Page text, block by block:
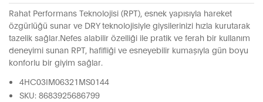
Rahat Performans Teknolojisi (RPT), esnek yapısıyla hareket
özgürlüğü sunar ve DRY teknolojisiyle giysilerinizi hızla kurutarak
tazelik sağlar.Nefes alabilir özelliği ile pratik ve ferah bir kullanım
deneyimi sunan RPT, hafifliği ve esneyebilir kumaşıyla gün boyu
konforlu bir giyim sağlar.
4HC03IM06321MS0144
SKU: 8683925686799